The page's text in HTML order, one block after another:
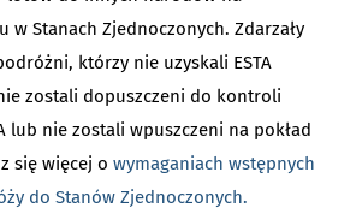
w Stanach Zjednoczonych. Zdarzały
którzy nie uzyskali ESTA
zostali dopuszczeni do kontroli
lub nie zostali wpuszczeni na pokład
się więcej o wymaganiach wstępnych
do Stanów Zjednoczonych.